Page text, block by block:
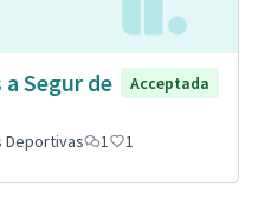
Segur de
Acceptada
Deportivas 1 1